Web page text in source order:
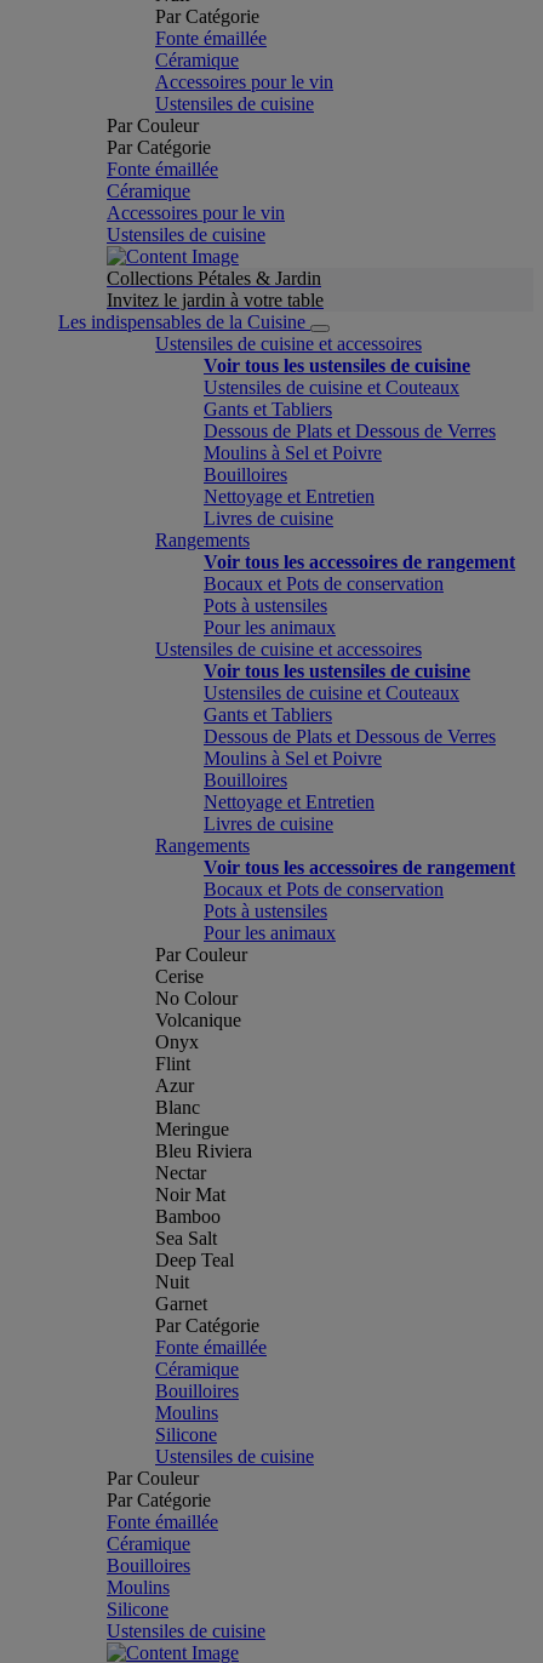
Par Catégorie
Fonte émaillée
Céramique
Accessoires pour le vin
Ustensiles de cuisine
Par Couleur
Par Catégorie
Fonte émaillée
Céramique
Accessoires pour le vin
Ustensiles de cuisine
Collections Pétales & Jardin
Invitez le jardin à votre table
Les indispensables de la Cuisine
Ustensiles de cuisine et accessoires
Voir tous les ustensiles de cuisine
Ustensiles de cuisine et Couteaux
Gants et Tabliers
Dessous de Plats et Dessous de Verres
Moulins à Sel et Poivre
Bouilloires
Nettoyage et Entretien
Livres de cuisine
Rangements
Voir tous les accessoires de rangement
Bocaux et Pots de conservation
Pots à ustensiles
Pour les animaux
Ustensiles de cuisine et accessoires
Voir tous les ustensiles de cuisine
Ustensiles de cuisine et Couteaux
Gants et Tabliers
Dessous de Plats et Dessous de Verres
Moulins à Sel et Poivre
Bouilloires
Nettoyage et Entretien
Livres de cuisine
Rangements
Voir tous les accessoires de rangement
Bocaux et Pots de conservation
Pots à ustensiles
Pour les animaux
Par Couleur
Cerise
No Colour
Volcanique
Onyx
Flint
Azur
Blanc
Meringue
Bleu Riviera
Nectar
Noir Mat
Bamboo
Sea Salt
Deep Teal
Nuit
Garnet
Par Catégorie
Fonte émaillée
Céramique
Bouilloires
Moulins
Silicone
Ustensiles de cuisine
Par Couleur
Par Catégorie
Fonte émaillée
Céramique
Bouilloires
Moulins
Silicone
Ustensiles de cuisine